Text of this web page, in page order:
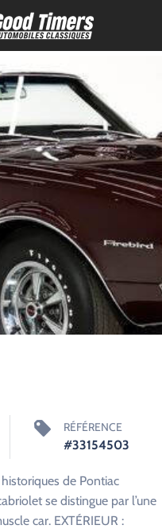
RÉFÉRENCE
#33154503
de Pontiac
se distingue par l’une
car. EXTÉRIEUR :